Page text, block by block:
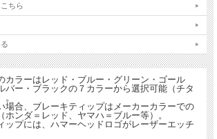
ちら
カラーはレッド・ブルー・グリーン・ゴール
バー・ブラックの７カラーから選択可能（チタ
場合、ブレーキティップはメーカーカラーでの
ホンダ＝レッド、ヤマハ＝ブルー等）。
ップには、ハマーヘッドロゴがレーザーエッチ